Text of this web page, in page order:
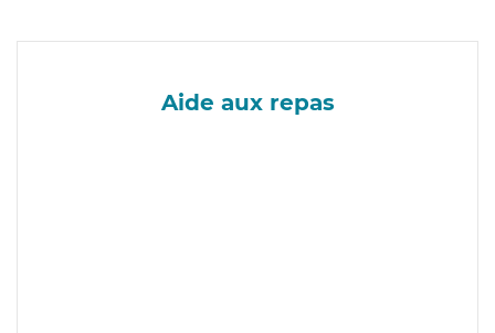
Aide aux repas